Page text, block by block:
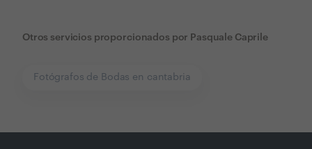
Otros servicios proporcionados por Pasquale Caprile
Fotógrafos de Bodas en cantabria